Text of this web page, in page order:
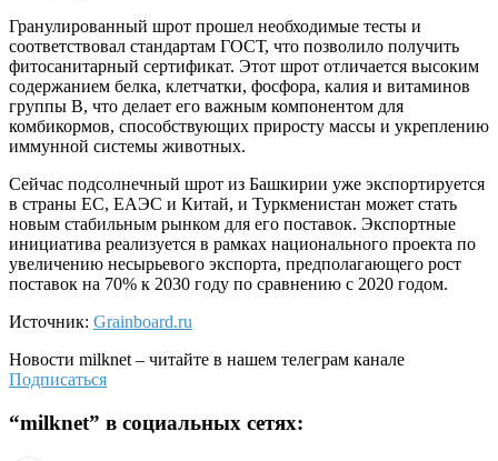
Гранулированный шрот прошел необходимые тесты и
соответствовал стандартам ГОСТ, что позволило получить
фитосанитарный сертификат. Этот шрот отличается высоким
содержанием белка, клетчатки, фосфора, калия и витаминов
группы B, что делает его важным компонентом для
комбикормов, способствующих приросту массы и укреплению
иммунной системы животных.
Сейчас подсолнечный шрот из Башкирии уже экспортируется
в страны ЕС, ЕАЭС и Китай, и Туркменистан может стать
новым стабильным рынком для его поставок. Экспортные
инициатива реализуется в рамках национального проекта по
увеличению несырьевого экспорта, предполагающего рост
поставок на 70% к 2030 году по сравнению с 2020 годом.
Источник: Grainboard.ru
Новости milknet – читайте в нашем телеграм канале
Подписаться
“milknet” в социальных сетях: